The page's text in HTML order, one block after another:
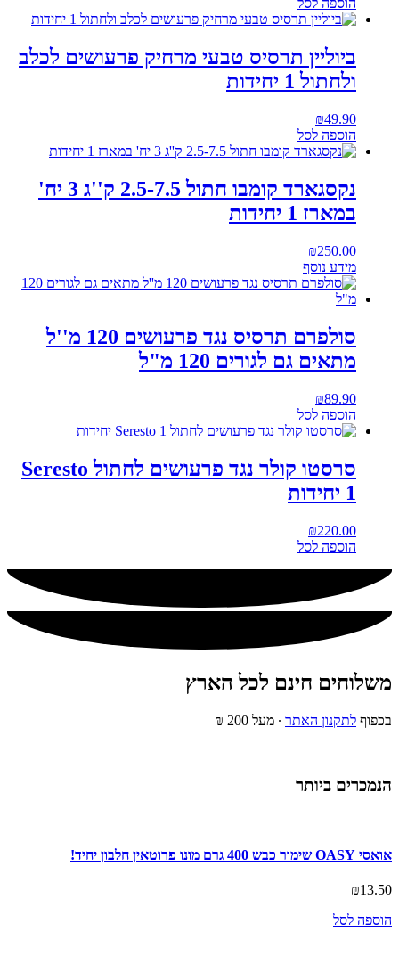
הוספה לסל
ביוליין תרסיס טבעי מרחיק פרעושים לכלב
ולחתול 1 יחידות
₪49.90
הוספה לסל
נקסגארד קומבו חתול 2.5-7.5 ק''ג 3 יח'
במארז 1 יחידות
₪250.00
מידע נוסף
סולפרם תרסיס נגד פרעושים 120 מ''ל
מתאים גם לגורים 120 מ"ל
₪89.90
הוספה לסל
סרסטו קולר נגד פרעושים לחתול Seresto
1 יחידות
₪220.00
הוספה לסל
משלוחים חינם לכל הארץ
בכפוף לתקנון האתר ∙ מעל 200 ₪
הנמכרים ביותר
אואסי OASY שימור כבש 400 גרם מונו פרוטאין חלבון יחיד!
₪13.50
הוספה לסל